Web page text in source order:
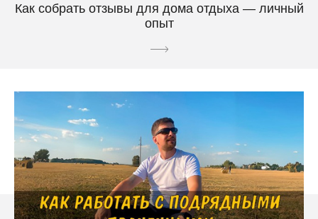
Как собрать отзывы для дома отдыха — личный
опыт